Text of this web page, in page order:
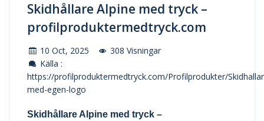
Skidhållare Alpine med tryck –
profilproduktermedtryck.com
10 Oct, 2025
308 Visningar
Källa :
https://profilproduktermedtryck.com/Profilprodukter/
med-egen-logo
Skidhållare Alpine med tryck –